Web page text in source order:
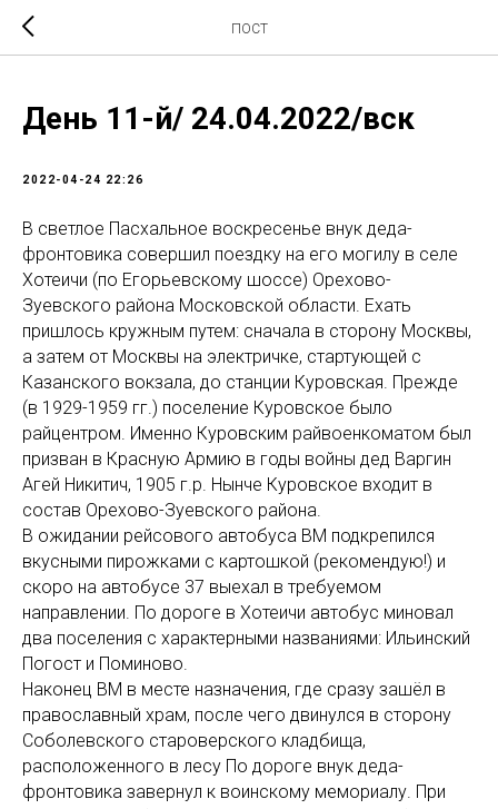
ПОСТ
День 11-й/ 24.04.2022/вск
2022-04-24 22:26
В светлое Пасхальное воскресенье внук деда-
фронтовика совершил поездку на его могилу в селе
Хотеичи (по Егорьевскому шоссе) Орехово-
Зуевского района Московской области. Ехать
пришлось кружным путем: сначала в сторону Москвы,
а затем от Москвы на электричке, стартующей с
Казанского вокзала, до станции Куровская. Прежде
(в 1929-1959 гг.) поселение Куровское было
райцентром. Именно Куровским райвоенкоматом был
призван в Красную Армию в годы войны дед Варгин
Агей Никитич, 1905 г.р. Нынче Куровское входит в
состав Орехово-Зуевского района.
В ожидании рейсового автобуса ВМ подкрепился
вкусными пирожками с картошкой (рекомендую!) и
скоро на автобусе 37 выехал в требуемом
направлении. По дороге в Хотеичи автобус миновал
два поселения с характерными названиями: Ильинский
Погост и Поминово.
Наконец ВМ в месте назначения, где сразу зашёл в
православный храм, после чего двинулся в сторону
Соболевского староверского кладбища,
расположенного в лесу По дороге внук деда-
фронтовика завернул к воинскому мемориалу. При